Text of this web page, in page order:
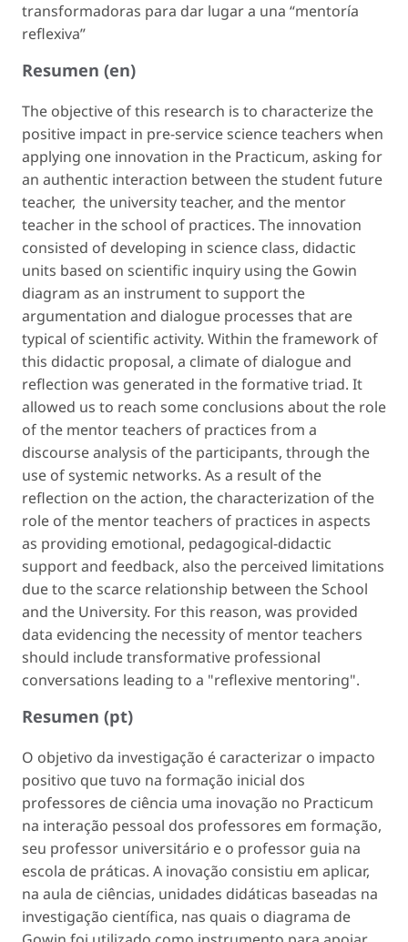
transformadoras para dar lugar a una “mentoría
reflexiva”
Resumen (en)
The objective of this research is to characterize the
positive impact in pre-service science teachers when
applying one innovation in the Practicum, asking for
an authentic interaction between the student future
teacher, the university teacher, and the mentor
teacher in the school of practices. The innovation
consisted of developing in science class, didactic
units based on scientific inquiry using the Gowin
diagram as an instrument to support the
argumentation and dialogue processes that are
typical of scientific activity. Within the framework of
this didactic proposal, a climate of dialogue and
reflection was generated in the formative triad. It
allowed us to reach some conclusions about the role
of the mentor teachers of practices from a
discourse analysis of the participants, through the
use of systemic networks. As a result of the
reflection on the action, the characterization of the
role of the mentor teachers of practices in aspects
as providing emotional, pedagogical-didactic
support and feedback, also the perceived limitations
due to the scarce relationship between the School
and the University. For this reason, was provided
data evidencing the necessity of mentor teachers
should include transformative professional
conversations leading to a "reflexive mentoring".
Resumen (pt)
O objetivo da investigação é caracterizar o impacto
positivo que tuvo na formação inicial dos
professores de ciência uma inovação no Practicum
na interação pessoal dos professores em formação,
seu professor universitário e o professor guia na
escola de práticas. A inovação consistiu em aplicar,
na aula de ciências, unidades didáticas baseadas na
investigação científica, nas quais o diagrama de